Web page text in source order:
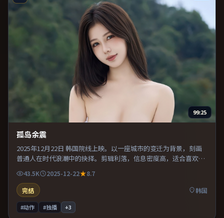
99:25
孤岛余震
2025年12月22日 韩国院线上映。以一座城市的变迁为背景，刻画
普通人在时代浪潮中的抉择。剪辑利落，信息密度高，适合喜欢烧
43.5K 2025-12-22
8.7
完结
韩国
#动作 #独播 +3